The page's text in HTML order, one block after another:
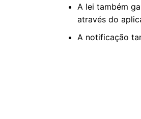
A lei também
através do
A notificação